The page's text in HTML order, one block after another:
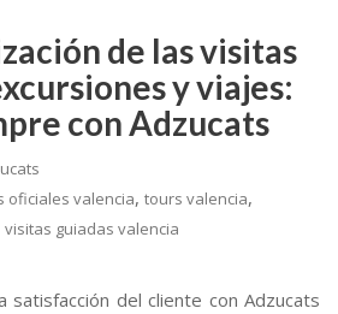
ti
r
de las visitas
y viajes:
con Adzucats
oficiales valencia, tours valencia,
visitas guiadas valencia
satisfacción del cliente con Adzucats